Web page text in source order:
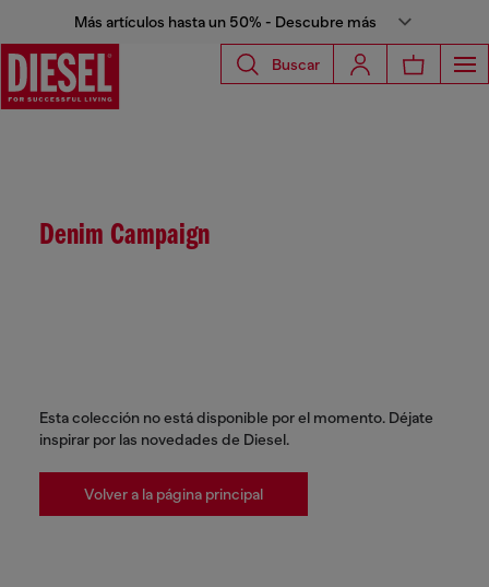
Más artículos hasta un 50% - Descubre más
Buscar
Denim Campaign
Esta colección no está disponible por el momento. Déjate
inspirar por las novedades de Diesel.
Volver a la página principal